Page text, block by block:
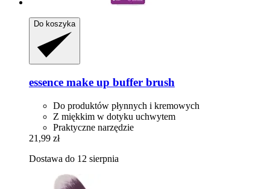
Do koszyka
essence make up buffer brush
Do produktów płynnych i kremowych
Z miękkim w dotyku uchwytem
Praktyczne narzędzie
21,99 zł
Dostawa do 12 sierpnia